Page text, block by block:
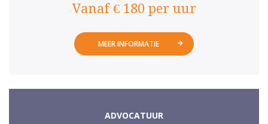
Vanaf € 180 per uur
MEER INFORMATIE
ADVOCATUUR